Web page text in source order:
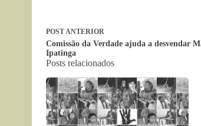
POSTANTERIOR
Comissão da Verdade ajuda a desvendar
Ipatinga
Posts relacionados